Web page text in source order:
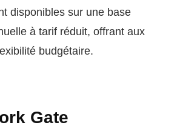
disponibles sur une base
à tarif réduit, offrant aux
budgétaire.
Gate